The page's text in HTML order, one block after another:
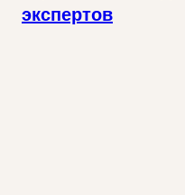
экспертов